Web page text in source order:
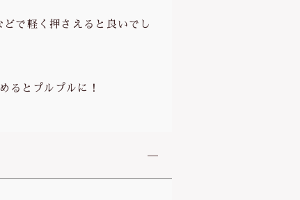
で軽く押さえると良いでし
るとプルプルに！